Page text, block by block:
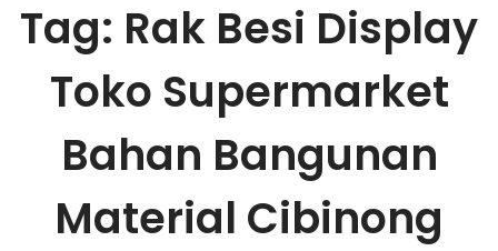
Tag: Rak Besi Display
Toko Supermarket
Bahan Bangunan
Material Cibinong